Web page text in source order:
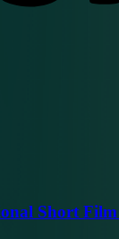
Short Film